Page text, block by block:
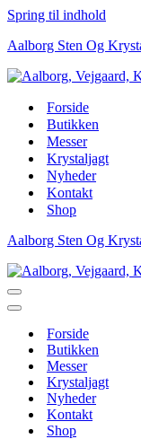
Spring til indhold
Aalborg Sten Og
Forside
Butikken
Messer
Krystaljagt
Nyheder
Kontakt
Shop
Aalborg Sten Og
Navigation
menu
Navigation
Forside
Butikken
Messer
Krystaljagt
Nyheder
Kontakt
Shop